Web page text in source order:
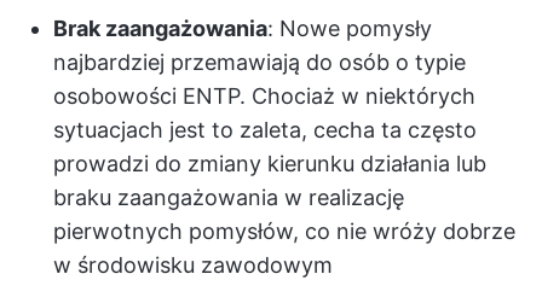
Brak zaangażowania: Nowe pomysły
najbardziej przemawiają do osób o typie
osobowości ENTP. Chociaż w niektórych
sytuacjach jest to zaleta, cecha ta często
prowadzi do zmiany kierunku działania lub
braku zaangażowania w realizację
pierwotnych pomysłów, co nie wróży dobrze
w środowisku zawodowym